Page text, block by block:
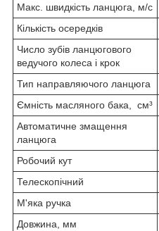
Макс. швидкість ланцюга, м/с
Кількість осередків
Число зубів ланцюгового
ведучого колеса і крок
Тип направляючого ланцюга
Ємність масляного бака, см³
Автоматичне змащення
ланцюга
Робочий кут
Телескопічний
М'яка ручка
Довжина, мм